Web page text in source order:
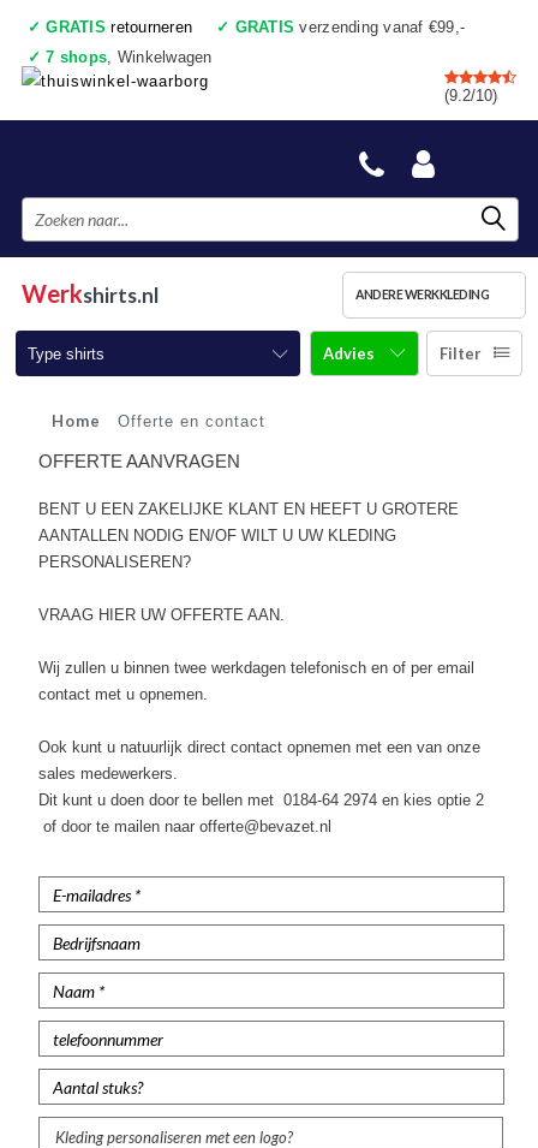
✓ GRATIS retourneren ✓ GRATIS verzending vanaf €99,-
✓ 7 shops, Winkelwagen
✓Voor 17:00 uur besteld, vandaag verzonden
✓Achteraf betalen ✓Ook een échte winkel
(9.2/10)
Werkshirts.nl ANDERE WERKKLEDING
Type shirts
T-shirts korte mouw
T-shirts lange mouw
Poloshirts korte mouw
Poloshirts lange mouw
Thermoshirts
Tanktops
Filter
Advies
Home Offerte en contact
OFFERTE AANVRAGEN
BENT U EEN ZAKELIJKE KLANT EN HEEFT U GROTERE
AANTALLEN NODIG EN/OF WILT U UW KLEDING
PERSONALISEREN?
VRAAG HIER UW OFFERTE AAN.
Wij zullen u binnen twee werkdagen telefonisch en of per email
contact met u opnemen.
Ook kunt u natuurlijk direct contact opnemen met een van onze
sales medewerkers.
Dit kunt u doen door te bellen met 0184-64 2974 en kies optie 2
of door te mailen naar offerte@bevazet.nl
Kleding personaliseren met een logo?